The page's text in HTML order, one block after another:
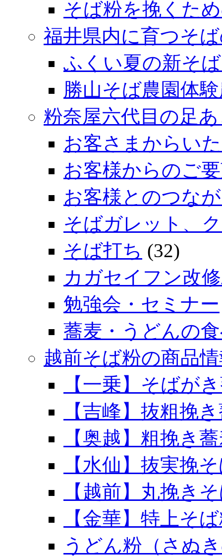
そば粉を挽くた
福井県内に育つそ
ふくい夏の新そ
勝山そば農園体
粉奈屋六代目の足
お客さまからい
お客様からのご
お客様とのつな
そばガレット、
そば打ち (32)
カガセイフン改
勉強会・セミナー
蕎麦・うどんの
越前そば粉の商品
【一乗】そばが
【吉峰】抜粗挽
【奥越】粗挽き
【水仙】抜実挽
【越前】丸挽き
【金華】特上そ
うどん粉（さぬ